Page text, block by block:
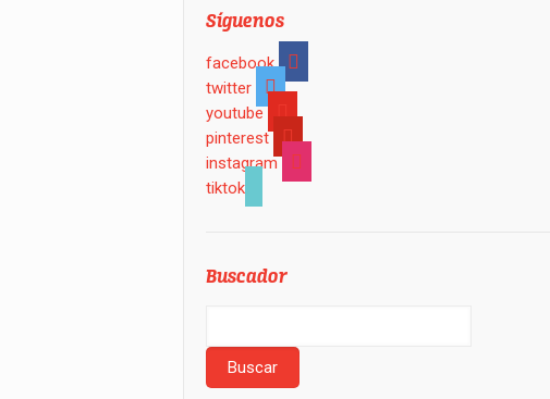
Síguenos
facebook
twitter
youtube
pinterest
instagram
tiktok
Buscador